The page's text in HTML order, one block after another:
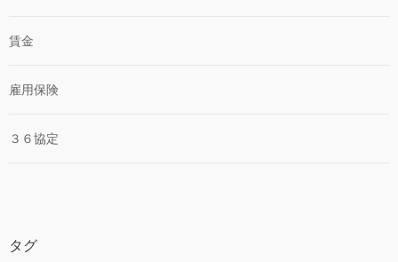
賃金
雇用保険
３６協定
タグ